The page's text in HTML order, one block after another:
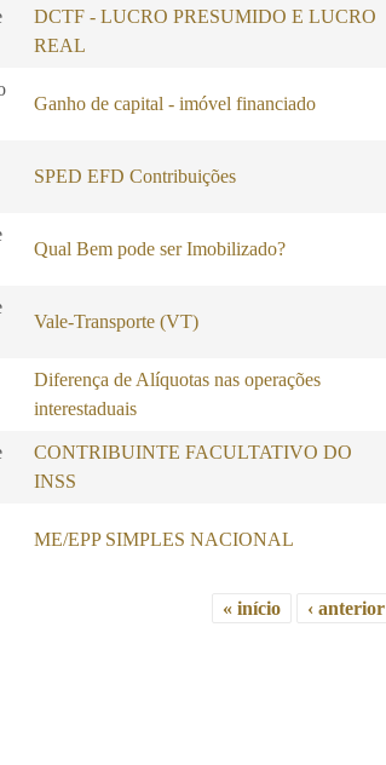
DCTF - LUCRO PRESUMIDO E LUCRO
REAL
Ganho de capital - imóvel financiado
SPED EFD Contribuições
Qual Bem pode ser Imobilizado?
Vale-Transporte (VT)
Diferença de Alíquotas nas operações
interestaduais
CONTRIBUINTE FACULTATIVO DO
INSS
ME/EPP SIMPLES NACIONAL
« início ‹ anterior